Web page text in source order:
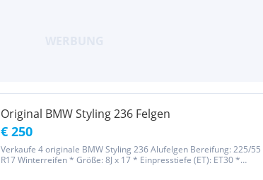
Original BMW Styling 236 Felgen
€ 250
Verkaufe 4 originale BMW Styling 236 Alufelgen Bereifung: 225/55
R17 Winterreifen * Größe: 8J x 17 * Einpresstiefe (ET): ET30 *